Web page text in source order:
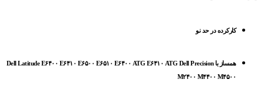
کارکرده در حد نو
همساز با Dell Latitude E۶۴۰۰ E۶۴۱۰ E۶۵۰۰ E۶۵۱۰ E۶۴۰۰ ATG E۶۴۱۰ ATG Dell Precision
M۲۴۰۰ M۴۴۰۰ M۴۵۰۰